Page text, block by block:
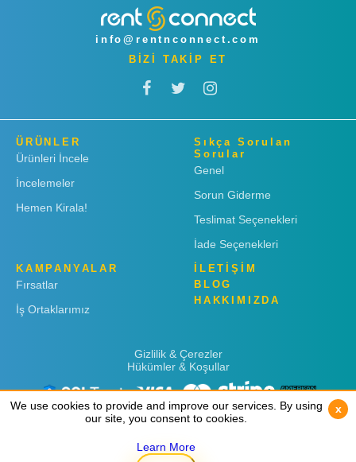
info@rentnconnect.com
BİZİ TAKİP ET
ÜRÜNLER
Ürünleri İncele
İncelemeler
Hemen Kirala!
Sıkça Sorulan
Sorular
Genel
Sorun Giderme
Teslimat Seçenekleri
İade Seçenekleri
KAMPANYALAR
Fırsatlar
İş Ortaklarımız
İLETİŞİM
BLOG
HAKKIMIZDA
Gizlilik & Çerezler
Hükümler & Koşullar
We use cookies to provide and improve our services. By using
our site, you consent to cookies.
Learn More
x
We use cookies to provide and improve our services. By using
our site, you consent to cookies.
Learn More
x